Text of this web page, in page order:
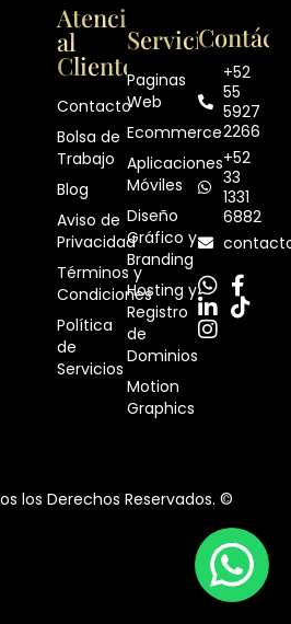
Atención
al
Cliente
Contacto
Bolsa de
Trabajo
Blog
Aviso de
Privacidad
Términos y
Condiciones
Política
de
Servicios
Servicios
Paginas
Web
Ecommerce
Aplicaciones
Móviles
Diseño
Gráfico y
Branding
Hosting y
Registro
de
Dominios
Motion
Graphics
+52
55
5927
2266
+52
33
1331
6882
los Derechos Reservados. ©